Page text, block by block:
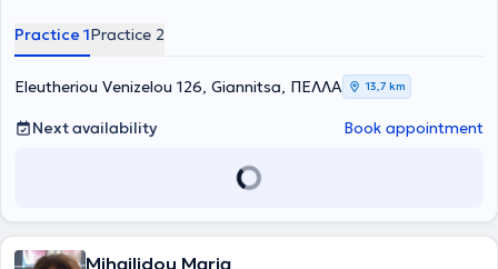
teeth, Whitening, Porcelain Veneers, full and partial dentures, as
collaboration.
Practice 1Practice 2
Eleutheriou Venizelou 126, Giannitsa, ΠΕΛΛΑ 13,7 km
Next availability Book appointment
Mihailidou Maria